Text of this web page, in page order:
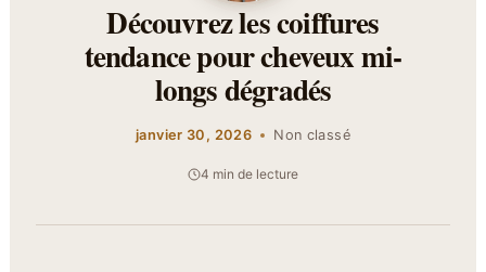
Découvrez les coiffures
tendance pour cheveux mi-
longs dégradés
janvier 30, 2026 Non classé
4 min de lecture